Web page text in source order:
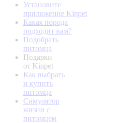
Установите
приложение Kinpet
Какая порода
подходит вам?
Подобрать
питомца
Подарки
от Kinpet
Как выбрать
и купить
питомца
Симулятор
жизни с
питомцем